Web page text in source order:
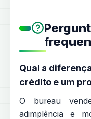
Qual a
crédito e um
O bureau
adimplência e